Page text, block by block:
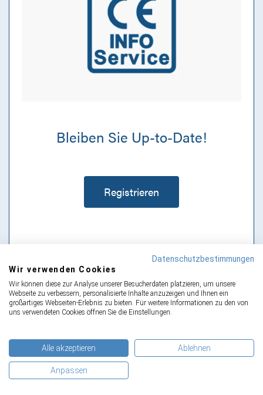
Bleiben Sie Up-to-Date!
Registrieren
bei wichtigen Entwicklungen im Bereich
Produktsicherheit
Datenschutzbestimmungen
Wir verwenden Cookies
Wir können diese zur Analyse unserer Besucherdaten platzieren, um unsere
Webseite zu verbessern, personalisierte Inhalte anzuzeigen und Ihnen ein
großartiges Webseiten-Erlebnis zu bieten. Für weitere Informationen zu den von
uns verwendeten Cookies öffnen Sie die Einstellungen.
Alle akzeptieren Ablehnen
Anpassen